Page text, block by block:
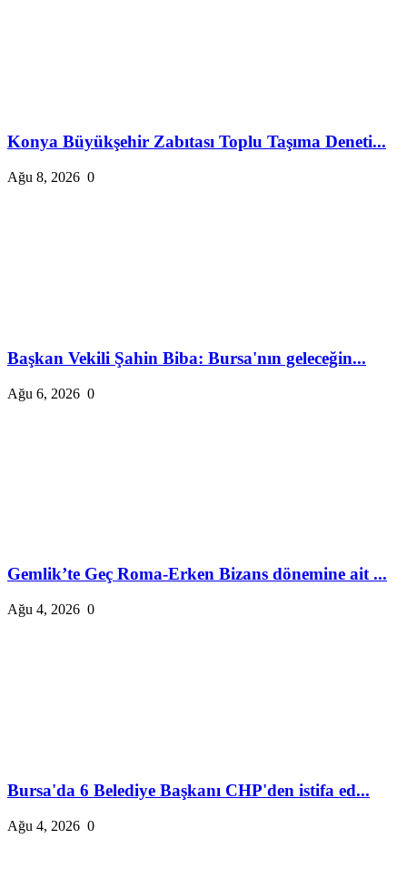
Konya Büyükşehir Zabıtası Toplu Taşıma Deneti...
Ağu 8, 2026 0
Başkan Vekili Şahin Biba: Bursa'nın geleceğin...
Ağu 6, 2026 0
Gemlik’te Geç Roma-Erken Bizans dönemine ait ...
Ağu 4, 2026 0
Bursa'da 6 Belediye Başkanı CHP'den istifa ed...
Ağu 4, 2026 0